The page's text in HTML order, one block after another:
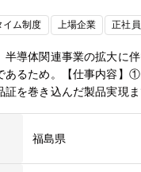
イム制度 上場企業 正社員
半導体関連事業の拡大に
あるため。【仕事内容】
証を巻き込んだ製品実
組んで頂きます。 ・従
がい・魅力】半導体製造
く、自らのアイディアを
福島県